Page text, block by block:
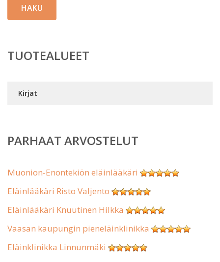
HAKU
TUOTEALUEET
Kirjat
PARHAAT ARVOSTELUT
Muonion-Enontekiön eläinlääkäri
Eläinlääkäri Risto Valjento
Eläinlääkäri Knuutinen Hilkka
Vaasan kaupungin pieneläinklinikka
Eläinklinikka Linnunmäki